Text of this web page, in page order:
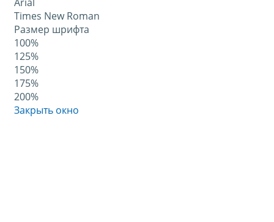
Arial
Times New Roman
Размер шрифта
100%
125%
150%
175%
200%
Закрыть окно